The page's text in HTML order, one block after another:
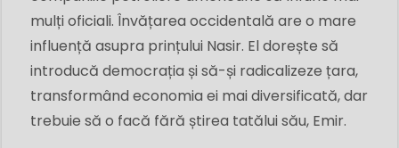
mulți oficiali. Învățarea occidentală are o mare
influență asupra prințului Nasir. El dorește să
introducă democrația și să-și radicalizeze țara,
transformând economia ei mai diversificată, dar
trebuie să o facă fără știrea tatălui său, Emir.